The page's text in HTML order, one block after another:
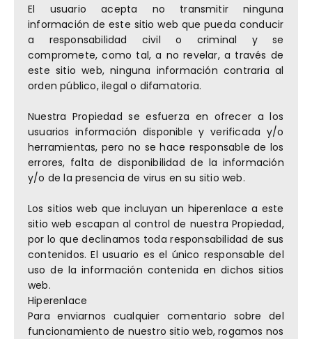
El usuario acepta no transmitir ninguna
información de este sitio web que pueda conducir
a responsabilidad civil o criminal y se
compromete, como tal, a no revelar, a través de
este sitio web, ninguna información contraria al
orden público, ilegal o difamatoria.
Nuestra Propiedad se esfuerza en ofrecer a los
usuarios información disponible y verificada y/o
herramientas, pero no se hace responsable de los
errores, falta de disponibilidad de la información
y/o de la presencia de virus en su sitio web.
Los sitios web que incluyan un hiperenlace a este
sitio web escapan al control de nuestra Propiedad,
por lo que declinamos toda responsabilidad de sus
contenidos. El usuario es el único responsable del
uso de la información contenida en dichos sitios
web.
Hiperenlace
Para enviarnos cualquier comentario sobre del
funcionamiento de nuestro sitio web, rogamos nos